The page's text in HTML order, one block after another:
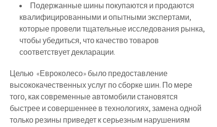
Подержанные шины покупаются и продаются
квалифицированными и опытными экспертами,
которые провели тщательные исследования рынка,
чтобы убедиться, что качество товаров
соответствует декларации.
Целью «Евроколесо» было предоставление
высококачественных услуг по сборке шин. По мере
того, как современные автомобили становятся
быстрее и совершеннее в технологиях, замена одной
только резины приведет к серьезным нарушениям